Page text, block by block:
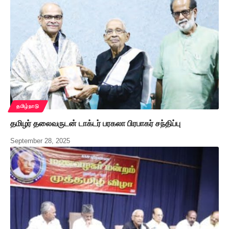
தமிழ்நாடு
தமிழர் தலைவருடன் டாக்டர் பரகலா பிரபாகர் சந்திப்பு
September 28, 2025